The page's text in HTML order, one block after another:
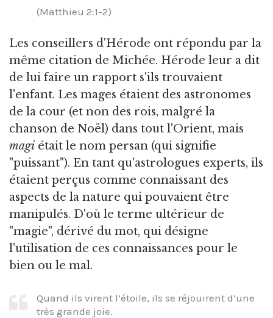
(Matthieu 2:1-2)
Les conseillers d'Hérode ont répondu par la
même citation de Michée. Hérode leur a dit
de lui faire un rapport s'ils trouvaient
l'enfant. Les mages étaient des astronomes
de la cour (et non des rois, malgré la
chanson de Noël) dans tout l'Orient, mais
magi était le nom persan (qui signifie
"puissant"). En tant qu'astrologues experts, ils
étaient perçus comme connaissant des
aspects de la nature qui pouvaient être
manipulés. D'où le terme ultérieur de
"magie", dérivé du mot, qui désigne
l'utilisation de ces connaissances pour le
bien ou le mal.
Quand ils virent l’étoile, ils se réjouirent d’une
très grande joie.